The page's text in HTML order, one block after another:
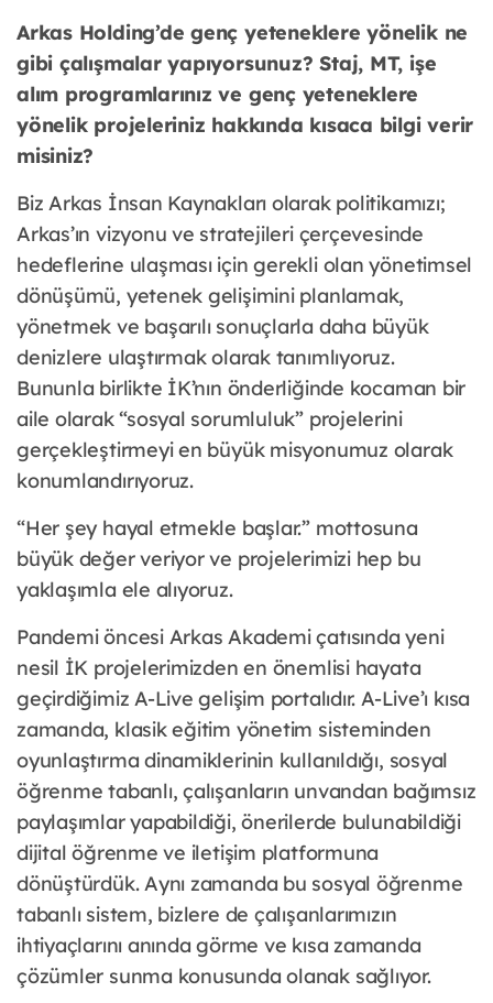
Arkas Holding’de genç yeteneklere yönelik ne
gibi çalışmalar yapıyorsunuz? Staj, MT, işe
alım programlarınız ve genç yeteneklere
yönelik projeleriniz hakkında kısaca bilgi verir
misiniz?
Biz Arkas İnsan Kaynakları olarak politikamızı;
Arkas’ın vizyonu ve stratejileri çerçevesinde
hedeflerine ulaşması için gerekli olan yönetimsel
dönüşümü, yetenek gelişimini planlamak,
yönetmek ve başarılı sonuçlarla daha büyük
denizlere ulaştırmak olarak tanımlıyoruz.
Bununla birlikte İK’nın önderliğinde kocaman bir
aile olarak “sosyal sorumluluk” projelerini
gerçekleştirmeyi en büyük misyonumuz olarak
konumlandırıyoruz.
“Her şey hayal etmekle başlar.” mottosuna
büyük değer veriyor ve projelerimizi hep bu
yaklaşımla ele alıyoruz.
Pandemi öncesi Arkas Akademi çatısında yeni
nesil İK projelerimizden en önemlisi hayata
geçirdiğimiz A-Live gelişim portalıdır. A-Live’ı kısa
zamanda, klasik eğitim yönetim sisteminden
oyunlaştırma dinamiklerinin kullanıldığı, sosyal
öğrenme tabanlı, çalışanların unvandan bağımsız
paylaşımlar yapabildiği, önerilerde bulunabildiği
dijital öğrenme ve iletişim platformuna
dönüştürdük. Aynı zamanda bu sosyal öğrenme
tabanlı sistem, bizlere de çalışanlarımızın
ihtiyaçlarını anında görme ve kısa zamanda
çözümler sunma konusunda olanak sağlıyor.